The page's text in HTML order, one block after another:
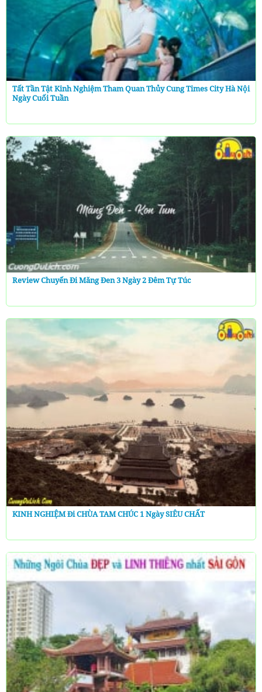
Tất Tần Tật Kinh Nghiệm Tham Quan Thủy Cung Times City Hà Nội
Ngày Cuối Tuần
Review Chuyến Đi Măng Đen 3 Ngày 2 Đêm Tự Túc
KINH NGHIỆM Đi CHÙA TAM CHÚC 1 Ngày SIÊU CHẤT